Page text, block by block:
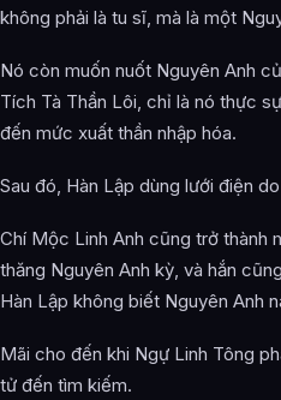
không phải là tu sĩ, mà là một
Nó còn muốn nuốt Nguyên Anh
Tích Tà Thần Lôi, chỉ là nó thực
đến mức xuất thần nhập hóa.
Sau đó, Hàn Lập dùng lưới điện
Chí Mộc Linh Anh cũng trở thành
thăng Nguyên Anh kỳ, và hắn
Hàn Lập không biết Nguyên Anh
Mãi cho đến khi Ngự Linh Tông
tử đến tìm kiếm.